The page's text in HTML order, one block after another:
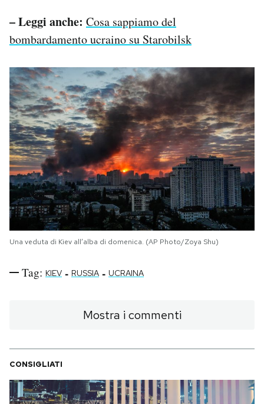
– Leggi anche: Cosa sappiamo del
bombardamento ucraino su Starobilsk
Una veduta di Kiev all’alba di domenica. (AP Photo/Zoya Shu)
Tag: KIEV - RUSSIA - UCRAINA
Mostra i commenti
CONSIGLIATI